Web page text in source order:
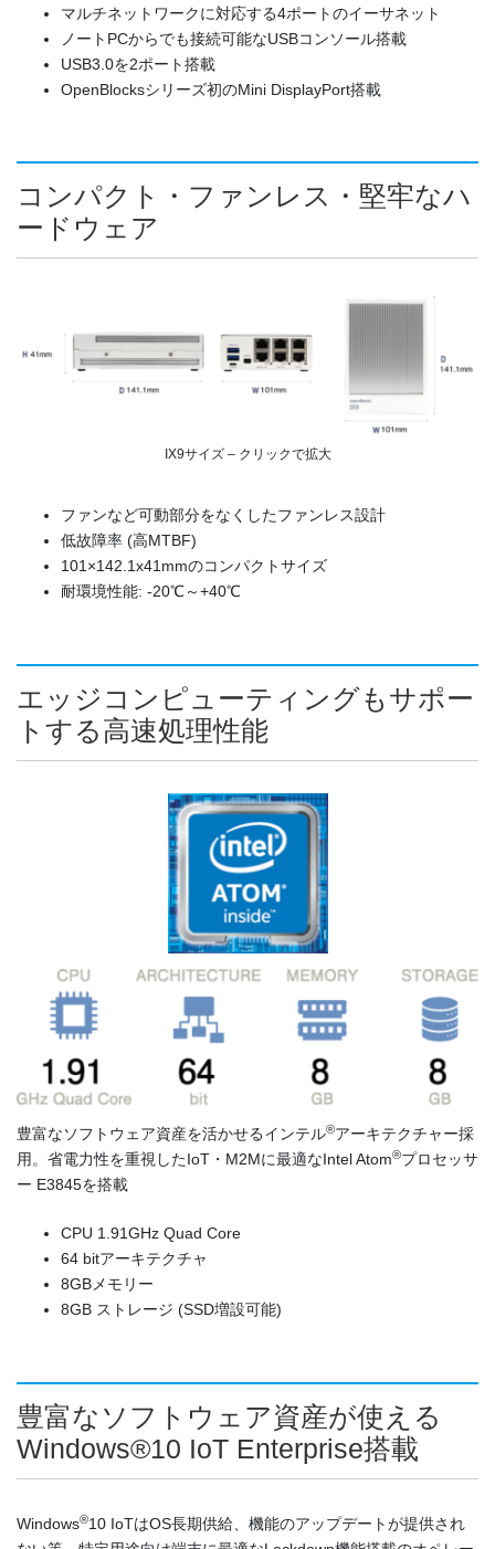
マルチネットワークに対応する4ポートのイーサネット
ノートPCからでも接続可能なUSBコンソール搭載
USB3.0を2ポート搭載
OpenBlocksシリーズ初のMini DisplayPort搭載
コンパクト・ファンレス・堅牢なハ
ードウェア
IX9サイズ – クリックで拡大
ファンなど可動部分をなくしたファンレス設計
低故障率 (高MTBF)
101×142.1x41mmのコンパクトサイズ
耐環境性能: -20℃～+40℃
エッジコンピューティングもサポー
トする高速処理性能
豊富なソフトウェア資産を活かせるインテル®アーキテクチャー採
用。省電力性を重視したIoT・M2Mに最適なIntel Atom®プロセッサ
ー E3845を搭載
CPU 1.91GHz Quad Core
64 bitアーキテクチャ
8GBメモリー
8GB ストレージ (SSD増設可能)
豊富なソフトウェア資産が使える
Windows®10 IoT Enterprise搭載
Windows®10 IoTはOS長期供給、機能のアップデートが提供され